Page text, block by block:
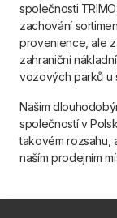
společnosti
zachování
provenience, ale
zahraniční
vozových parků u
Našim
společností v
takovém rozsahu,
naším prodejním